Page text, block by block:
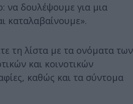
να δουλέψουμε για μια
καταλαβαίνουμε».
τη λίστα με τα ονόματα των
και κοινοτικών
καθώς και τα σύντομα